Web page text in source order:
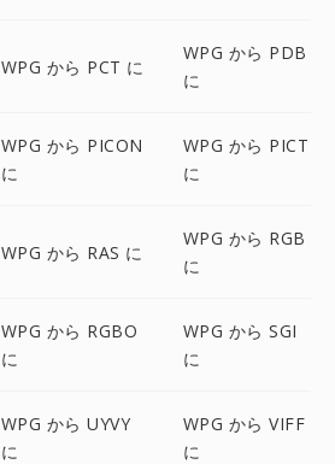
WPG から PCT に
WPG から PDB
に
WPG から PICON
に
WPG から PICT
に
WPG から RAS に
WPG から RGB
に
WPG から RGBO
に
WPG から SGI
に
WPG から UYVY
に
WPG から VIFF
に